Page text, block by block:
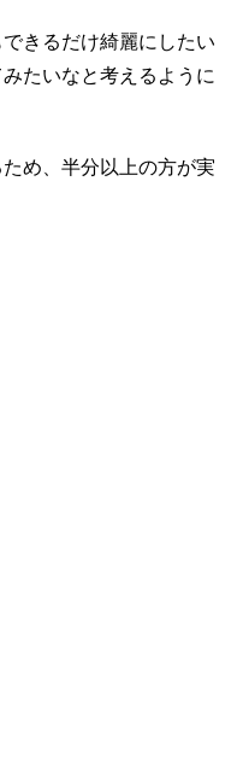
きるだけ綺麗にしたい
たいなと考えるように
め、半分以上の方が実